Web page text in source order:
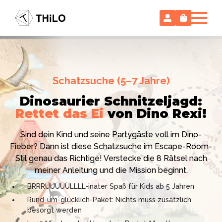
Hollywood-Action im
Kinderzimmer – ohne
Vorbereitungsstress!
Ich bin THiLO, "Dein SPIEGEL"-Bestseller-Autor und
TV-Profi (ZDF "1, 2 oder 3"). Entdecke jetzt meine
Schatzsuchen und Escape Rooms zum Sofort-
Download. Und natürlich meine Ebooks.
Schatzsuche (5–7 Jahre)
Dinosaurier Schnitzeljagd:
Rettet das Ei von Dino Rexi!
Sind dein Kind und seine Partygäste voll im Dino-
Fieber? Dann ist diese Schatzsuche im Escape-Room-
Stil genau das Richtige! Verstecke die 8 Rätsel nach
meiner Anleitung und die Mission beginnt.
BRRRÜÜÜÜÜLLLL-inater Spaß für Kids ab 5 Jahren
Rund-um-glücklich-Paket: Nichts muss zusätzlich
besorgt werden
Escape Room (ab 8 oder 12 Jahre)
Locked-up Agents: Im Labor
des Virologen
Das gab es noch nie: Verwandele dein Zuhause in ein
High-Tech Labor! Unser 24-seitiges PDF enthält alles:
Mission, Agentenausweise, Rätsel und Requisiten.
Knackt den Fall in 90 Minuten!
Kniffliger Rätselspaß für 2 bis 6 Spieler (8 - 11 oder 12–
99 Jahre)
Professionelles PDF: Agentenausweise & Schilder
inklusive